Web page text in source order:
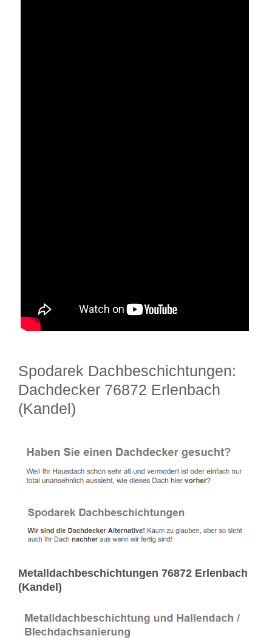
Spodarek Dachbeschichtungen:
Dachdecker 76872 Erlenbach
(Kandel)
Metalldachbeschichtungen 76872 Erlenbach
(Kandel)